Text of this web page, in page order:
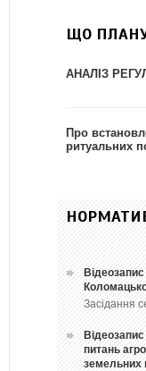
ЩО
АНАЛІЗ
Про
ритуальних
Засідання
Відеозапис
питань
земельних